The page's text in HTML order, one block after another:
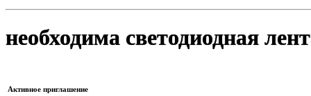
необходима светодиодная
Активное приглашение